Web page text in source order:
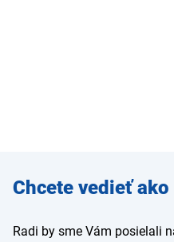
Zadajte
e-mail
Chcete vedieť
Radi by sme Vám posielali